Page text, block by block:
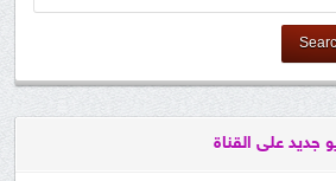
جديد على القناة